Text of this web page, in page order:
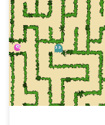
En este juego se
con centenas y
orden superior. El
números que hay en